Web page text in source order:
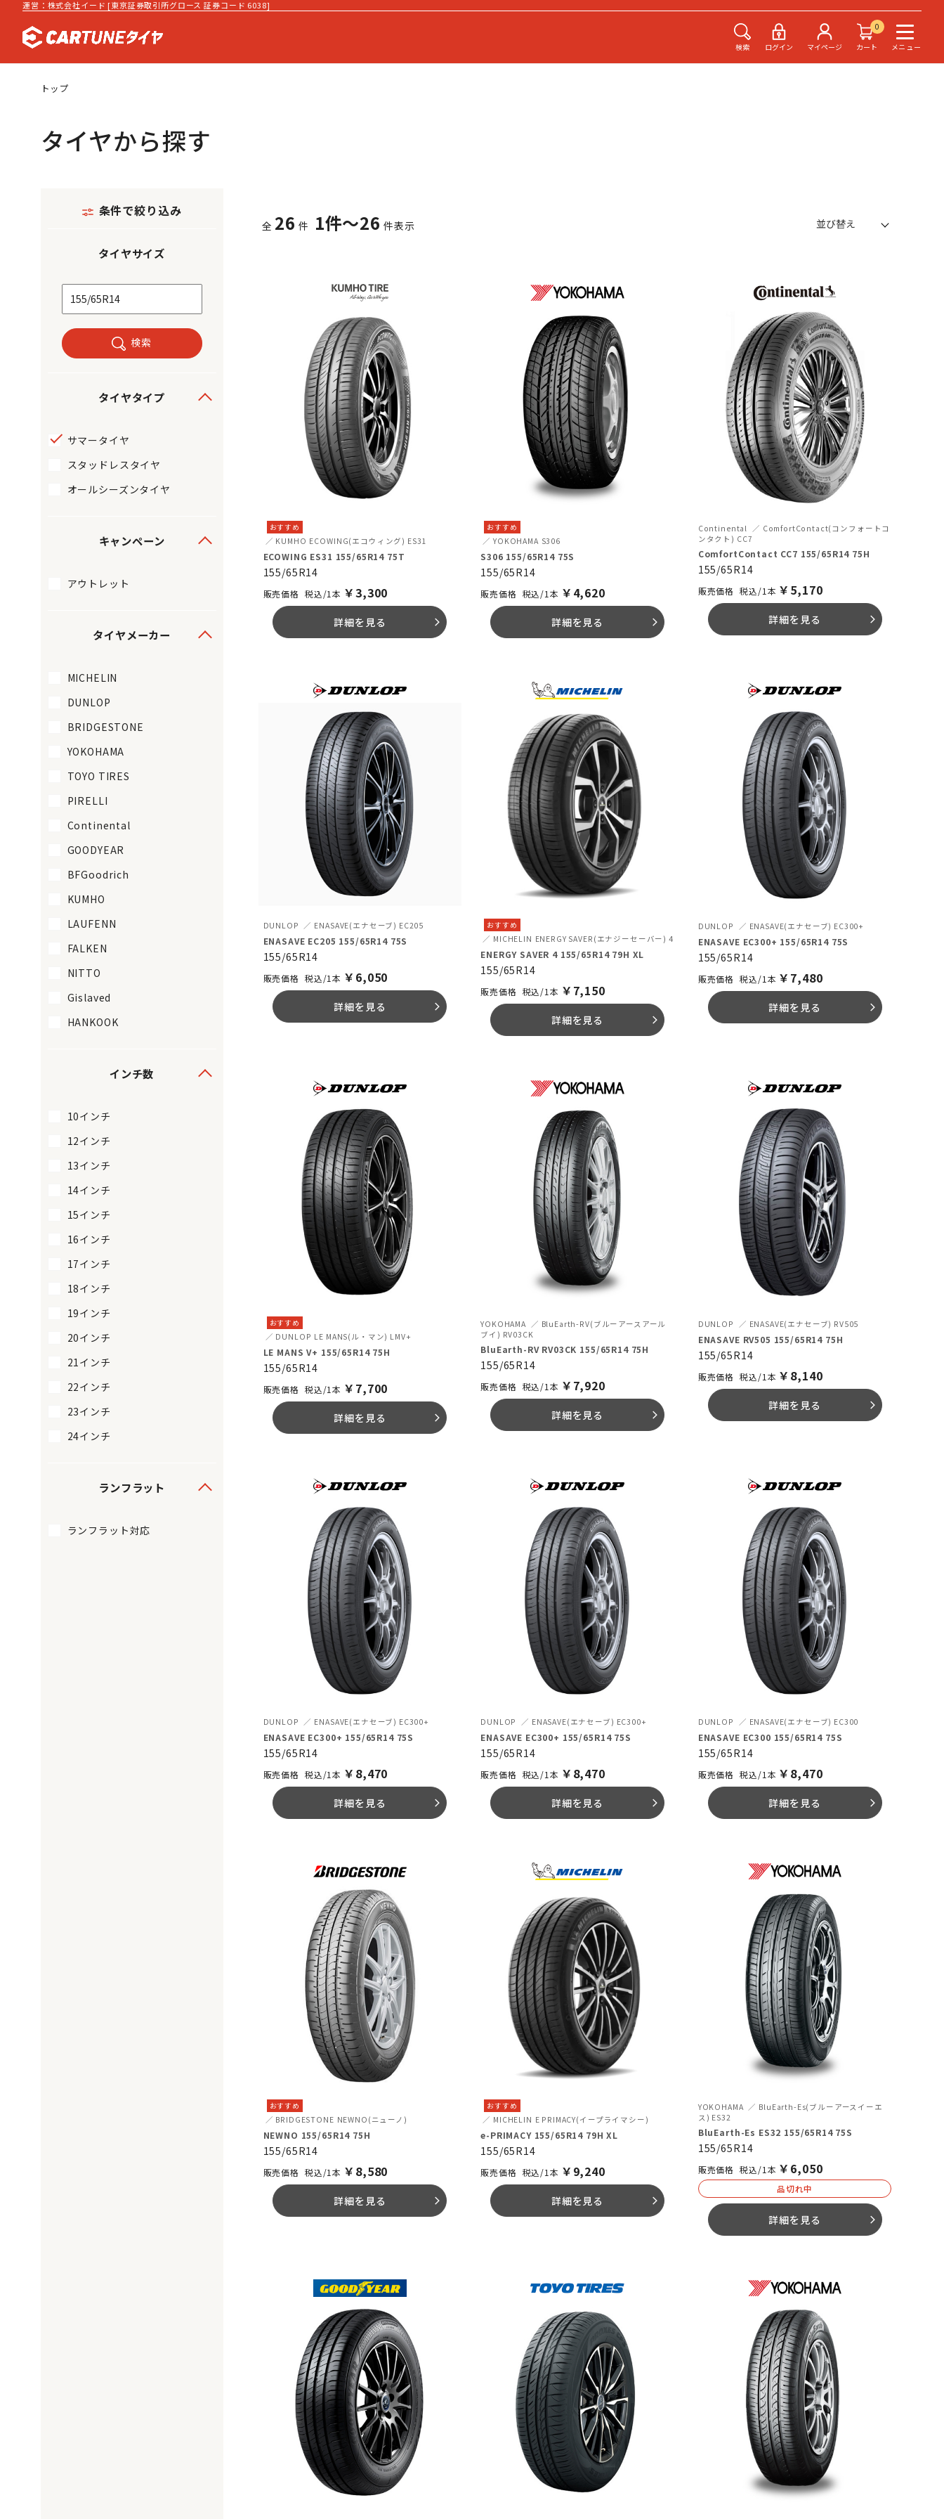
運営：株式会社イード [東京証券取引所グロース 証券コード 6038]
検索 ログイン マイページ
0
カート
メニュー
トップ
タイヤから探す
条件で絞り込み
タイヤサイズ
検索
タイヤタイプ
サマータイヤ
スタッドレスタイヤ
オールシーズンタイヤ
キャンペーン
アウトレット
タイヤメーカー
MICHELIN
DUNLOP
BRIDGESTONE
YOKOHAMA
TOYO TIRES
PIRELLI
Continental
GOODYEAR
BFGoodrich
KUMHO
LAUFENN
FALKEN
NITTO
Gislaved
HANKOOK
インチ数
10インチ
12インチ
13インチ
14インチ
15インチ
16インチ
17インチ
18インチ
19インチ
20インチ
21インチ
22インチ
23インチ
24インチ
ランフラット
ランフラット対応
全 26 件 1件～26 件表示
おすすめ
KUMHO ECOWING(エコウィング) ES31
ECOWING ES31 155/65R14 75T
155/65R14
税込/1本 ￥3,300
詳細を見る arrow_forward_ios
おすすめ
YOKOHAMA S306
S306 155/65R14 75S
155/65R14
税込/1本 ￥ 4,620
詳細を見る arrow_forward_ios
Continental
ComfortContact(コンフォートコ
ンタクト) CC7
ComfortContact CC7 155/65R14 75H
155/65R14
税込/1本 ￥ 5,170
詳細を見る arrow_forward_ios
DUNLOP ENASAVE(エナセーブ) EC205
ENASAVE EC205 155/65R14 75S
155/65R14
税込/1本 ￥ 6,050
詳細を見る arrow_forward_ios
おすすめ
MICHELIN ENERGY SAVER(エナジーセーバー) 4
ENERGY SAVER 4 155/65R14 79H XL
155/65R14
税込/1本 ￥ 7,150
詳細を見る arrow_forward_ios
DUNLOP ENASAVE(エナセーブ) EC300+
ENASAVE EC300+ 155/65R14 75S
155/65R14
税込/1本 ￥ 7,480
詳細を見る arrow_forward_ios
おすすめ
DUNLOP LE MANS(ル・マン) LMV+
LE MANS V+ 155/65R14 75H
155/65R14
税込/1本 ￥ 7,700
詳細を見る arrow_forward_ios
YOKOHAMA
BluEarth-RV(ブルーアースアール
ブイ) RV03CK
BluEarth-RV RV03CK 155/65R14 75H
155/65R14
税込/1本 ￥ 7,920
詳細を見る arrow_forward_ios
DUNLOP ENASAVE(エナセーブ) RV505
ENASAVE RV505 155/65R14 75H
155/65R14
税込/1本 ￥ 8,140
詳細を見る arrow_forward_ios
DUNLOP ENASAVE(エナセーブ) EC300+
ENASAVE EC300+ 155/65R14 75S
155/65R14
税込/1本 ￥ 8,470
詳細を見る arrow_forward_ios
DUNLOP ENASAVE(エナセーブ) EC300+
ENASAVE EC300+ 155/65R14 75S
155/65R14
税込/1本 ￥ 8,470
詳細を見る arrow_forward_ios
DUNLOP ENASAVE(エナセーブ) EC300
ENASAVE EC300 155/65R14 75S
155/65R14
税込/1本 ￥ 8,470
詳細を見る arrow_forward_ios
おすすめ
BRIDGESTONE NEWNO(ニューノ)
NEWNO 155/65R14 75H
155/65R14
税込/1本 ￥ 8,580
詳細を見る arrow_forward_ios
おすすめ
MICHELIN E PRIMACY(イープライマシー)
e-PRIMACY 155/65R14 79H XL
155/65R14
税込/1本 ￥ 9,240
詳細を見る arrow_forward_ios
YOKOHAMA
BluEarth-Es(ブルーアースイーエ
ス) ES32
BluEarth-Es ES32 155/65R14 75S
155/65R14
税込/1本 ￥ 6,050
品切れ中
詳細を見る arrow_forward_ios